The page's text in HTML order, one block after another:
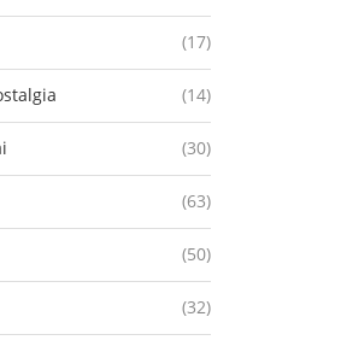
(17)
(14)
(30)
(63)
(50)
(32)